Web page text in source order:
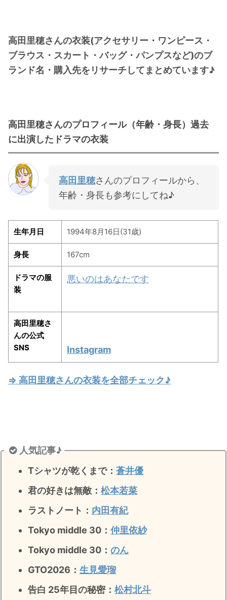
・橋本環奈
【よく検索されてる男性芸能人】
・松村北斗
・赤楚衛二
・木村拓哉（キムタク）
・佐藤健
・玉森裕太
・永瀬廉
・平野紫耀
・松下洸平
・山田裕貴
・田中圭
・ 女子アナ衣装
・ バラエティ番組衣裳
高田里穂さんの衣装(アクセサリー・ワンピース・
ブラウス・スカート・バッグ・パンプスなど)のブ
ランド名・購入先をリサーチしてまとめています♪
高田里穂さんのプロフィール（年齢・身長）過去
に出演したドラマの衣装
高田里穂さんのプロフィールから、
年齢・身長も参考にしてね♪
生年月日 1994年8月16日(31歳)
身長 167cm
ドラマの服
装
悪いのはあなたです
高田里穂さ
んの公式
SNS
Instagram
⇒ 高田里穂さんの衣装を全部チェック♪
人気記事♪
Tシャツが乾くまで： 蒼井優
君の好きは無敵 ： 松本若菜
ラストノート ： 内田有紀
Tokyo middle 30： 仲里依紗
Tokyo middle 30： のん
GTO2026： 生見愛瑠
告白 25年目の秘密： 松村北斗